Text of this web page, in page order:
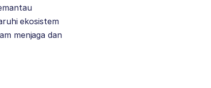
ekosistem
menjaga dan